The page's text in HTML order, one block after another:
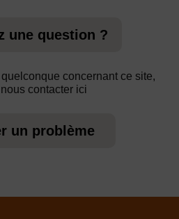
une question ?
concernant ce site,
contacter ici
un problème